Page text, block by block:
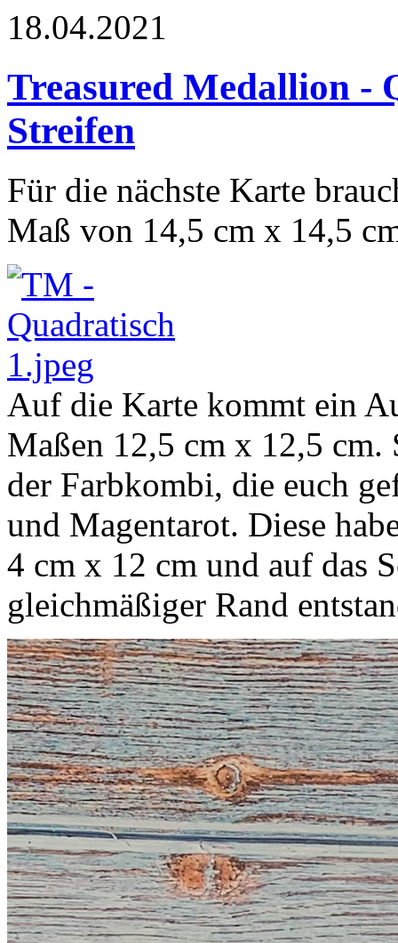
18.04.2021
Treasured Medallion -
Streifen
Für die nächste Karte
Maß von 14,5 cm x 14,5
Auf die Karte kommt ein
Maßen 12,5 cm x 12,5
der Farbkombi, die euch
und Magentarot. Diese
4 cm x 12 cm und auf das
gleichmäßiger Rand